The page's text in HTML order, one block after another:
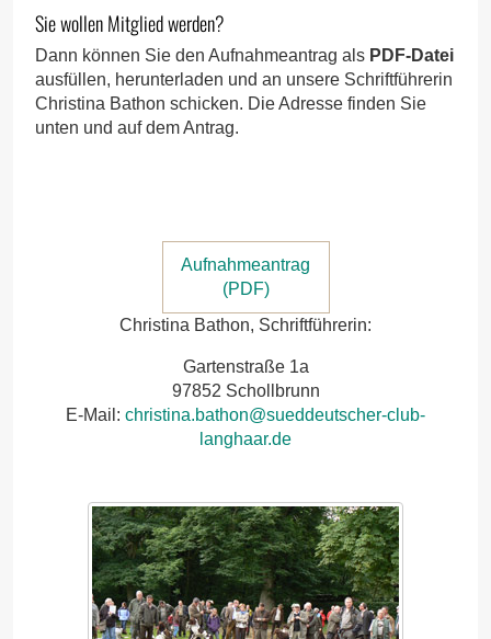
Sie wollen Mitglied werden?
Dann können Sie den Aufnahmeantrag als PDF-Datei
ausfüllen, herunterladen und an unsere Schriftführerin
Christina Bathon schicken. Die Adresse finden Sie
unten und auf dem Antrag.
Aufnahmeantrag
(PDF)
Christina Bathon, Schriftführerin:
Gartenstraße 1a
97852 Schollbrunn
E-Mail: christina.bathon@sueddeutscher-club-
langhaar.de